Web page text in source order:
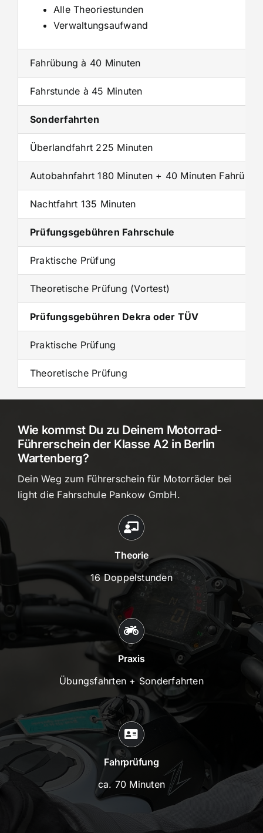
Alle Theoriestunden
Verwaltungsaufwand
Fahrübung à 40 Minuten
Fahrstunde à 45 Minuten
Sonderfahrten
Überlandfahrt 225 Minuten
Autobahnfahrt 180 Minuten + 40 Minuten
Nachtfahrt 135 Minuten
Prüfungsgebühren Fahrschule
Praktische Prüfung
Theoretische Prüfung (Vortest)
Prüfungsgebühren Dekra oder TÜV
Praktische Prüfung
Theoretische Prüfung
Wie kommst Du zu Deinem Motorrad-
Führerschein der Klasse A2 in Berlin
Wartenberg?
Dein Weg zum Führerschein für Motorräder bei
light die Fahrschule Pankow GmbH.
Theorie
16 Doppelstunden
Praxis
Übungsfahrten + Sonderfahrten
Fahrprüfung
ca. 70 Minuten